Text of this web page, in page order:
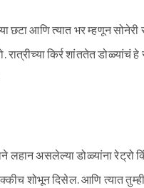
छटा आणि त्यात भर म्हणून सोनेरी
किर्र शांततेत डोळ्यांचं हे
लहान असलेल्या डोळ्यांना रेट्रो
शोभून दिसेल. आणि त्यात